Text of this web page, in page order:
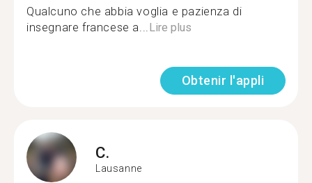
Qualcuno che abbia voglia e pazienza di
insegnare francese a...Lire plus
Obtenir l'appli
C.
Lausanne